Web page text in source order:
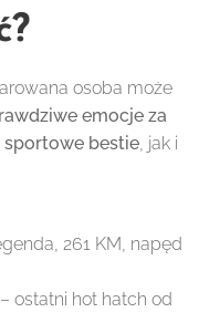
osoba może
emocje za
sportowe bestie, jak i
261 KM, napęd
– ostatni hot hatch od